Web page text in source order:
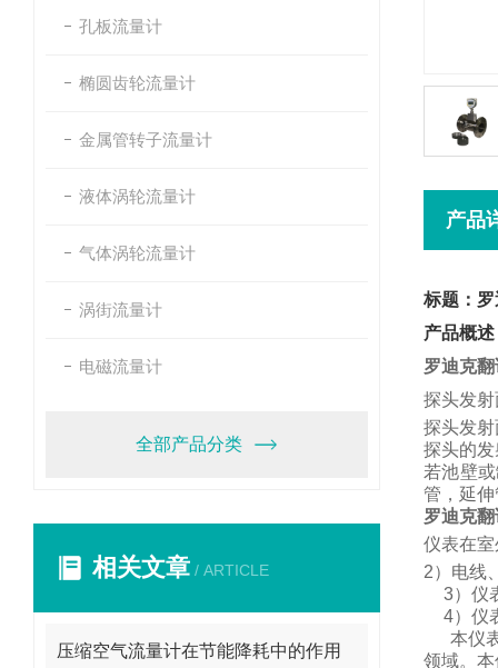
孔板流量计
椭圆齿轮流量计
金属管转子流量计
液体涡轮流量计
气体涡轮流量计
涡街流量计
电磁流量计
全部产品分类
相关文章 / ARTICLE
压缩空气流量计在节能降耗中的作用
产品
标题：
产品概述
罗迪克
探头发
探头发
探头的
若池壁
管， 延
罗迪克
仪表在
2）电线
3）仪
4）仪
本仪
领域。 本